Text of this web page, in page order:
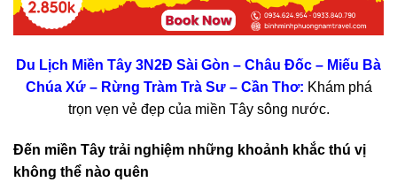
Du Lịch Miền Tây 3N2Đ Sài Gòn – Châu Đốc – Miếu Bà
Chúa Xứ – Rừng Tràm Trà Sư – Cần Thơ: Khám phá
trọn vẹn vẻ đẹp của miền Tây sông nước.
Đến miền Tây trải nghiệm những khoảnh khắc thú vị
không thể nào quên